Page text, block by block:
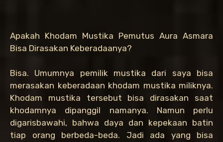
Apakah Khodam Mustika Pemutus Aura Asmara
Bisa Dirasakan Keberadaanya?
Bisa. Umumnya pemilik mustika dari saya bisa
merasakan keberadaan khodam mustika miliknya.
Khodam mustika tersebut bisa dirasakan saat
khodamnya dipanggil namanya. Namun perlu
digarisbawahi, bahwa daya dan kepekaan batin
tiap orang berbeda-beda. Jadi ada yang bisa